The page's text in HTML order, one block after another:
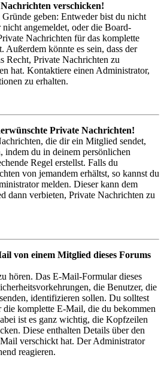
verschicken!
geben: Entweder bist du nicht
angemeldet, oder die Board-
Nachrichten für das komplette
Außerdem könnte es sein, dass der
Recht, Private Nachrichten zu
hat. Kontaktiere einen Administrator,
zu erhalten.
Private Nachrichten!
die dir ein Mitglied sendet,
indem du in deinem persönlichen
Regel erstellst. Falls du
von jemandem erhältst, so kannst du
melden. Dieser kann dem
dann verbieten, Private Nachrichten zu
von einem Mitglied dieses Forums
hören. Das E-Mail-Formular dieses
die Benutzer, die
identifizieren sollen. Du solltest
die komplette E-Mail, die du bekommen
ist es ganz wichtig, die Kopfzeilen
Diese enthalten Details über den
verschickt hat. Der Administrator
reagieren.